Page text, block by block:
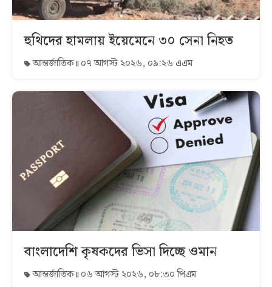
হুথিদের হামলায় ইয়েমেনে ৩০ সেনা নিহত
আন্তর্জাতিক ০৭ আগস্ট ২০২৬, ০৯:২৬ এএম
বাংলাদেশি কৃষকদের ভিসা দিচ্ছে ওমান
আন্তর্জাতিক ০৬ আগস্ট ২০২৬, ০৮:৩০ পিএম